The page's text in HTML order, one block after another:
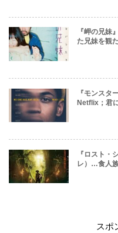
『岬の兄妹
た兄妹を観
『モンスタ
Netflix；君
『ロスト・
レ）…食人
スポ